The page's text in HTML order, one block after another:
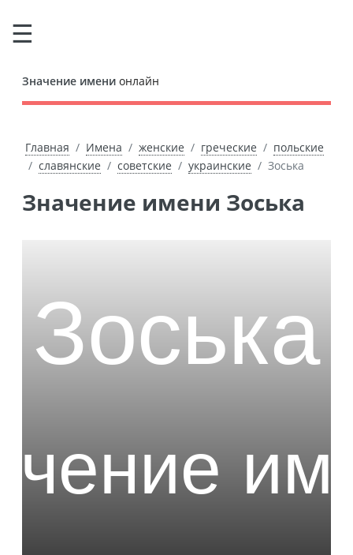
Значение имени онлайн
Главная Имена женские греческие
польские
славянские
советские украинские Зоська
Значение имени Зоська